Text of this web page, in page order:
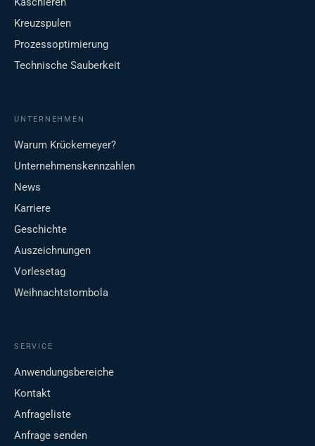
Kreuzspulen
Prozessoptimierung
Technische Sauberkeit
UNTERNEHMEN
Warum Krückemeyer?
Unternehmenskennzahlen
News
Karriere
Geschichte
Auszeichnungen
Vorlesetag
Weihnachtstombola
SERVICE
Anwendungsbereiche
Kontakt
Anfrageliste
Anfrage senden